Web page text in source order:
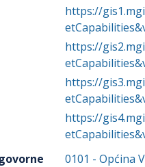
https://
https://
https://
https://
0101 - Općina